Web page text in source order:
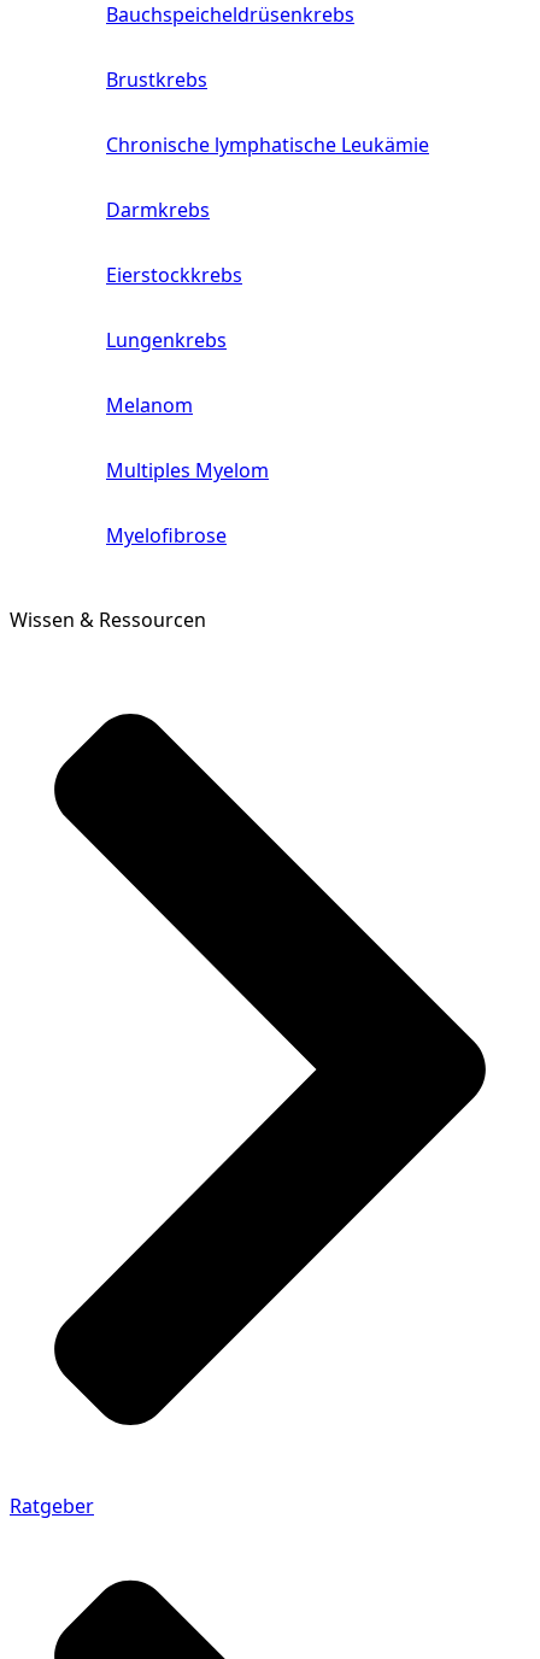
Bauchspeicheldrüsenkrebs
Brustkrebs
Chronische lymphatische Leukämie
Darmkrebs
Eierstockkrebs
Lungenkrebs
Melanom
Multiples Myelom
Myelofibrose
Wissen & Ressourcen
Ratgeber